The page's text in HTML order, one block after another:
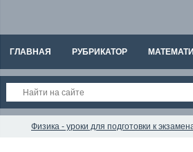
ГЛАВНАЯ РУБРИКАТОР
Физика - уроки для подготовки к